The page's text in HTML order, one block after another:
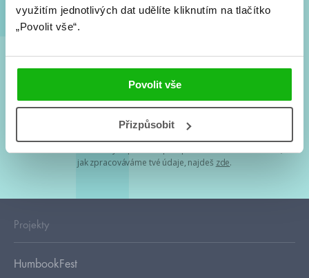
využitím jednotlivých dat udělíte kliknutím na tlačítko
„Povolit vše“.
Povolit vše
Přizpůsobit
Souhlasím spodmínkami zpracování osobních údajů
Tvá e-mailová adresa je u nás v bezpečí. Přečti si
jak zpracováváme tvé údaje, najdeš zde.
Projekty
HumbookFest